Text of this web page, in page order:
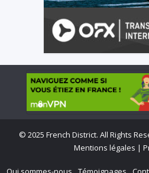
© 2025 French District. All Rights
Mentions légales |